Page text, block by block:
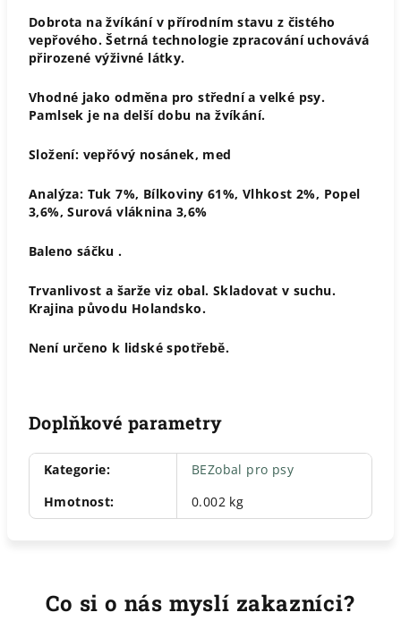
Dobrota na žvíkání v přírodním stavu z čistého
vepřového. Šetrná technologie zpracování uchovává
přirozené výživné látky.
Vhodné jako odměna pro střední a velké psy.
Pamlsek je na delší dobu na žvíkání.
Složení: vepřóvý nosánek, med
Analýza: Tuk 7%, Bílkoviny 61%, Vlhkost 2%, Popel
3,6%, Surová vláknina 3,6%
Baleno sáčku .
Trvanlivost a šarže viz obal. Skladovat v suchu.
Krajina původu Holandsko.
Není určeno k lidské spotřebě.
Doplňkové parametry
Kategorie:
BEZobal pro psy
Hmotnost: 0.002 kg
Co si o nás myslí zakazníci?